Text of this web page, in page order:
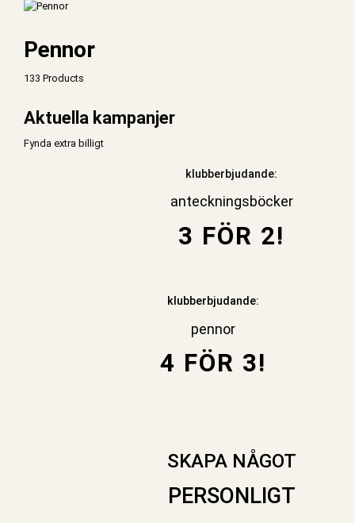
Pennor
133 Products
Aktuella kampanjer
Fynda extra billigt
klubberbjudande:
anteckningsböcker
3 FÖR 2!
klubberbjudande:
pennor
4 FÖR 3!
SKAPA NÅGOT
PERSONLIGT